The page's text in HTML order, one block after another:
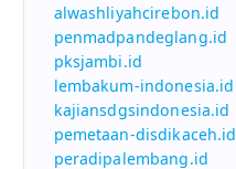
alwashliyahcirebon.id
penmadpandeglang.id
pksjambi.id
lembakum-indonesia.id
kajiansdgsindonesia.id
pemetaan-disdikaceh.id
peradipalembang.id